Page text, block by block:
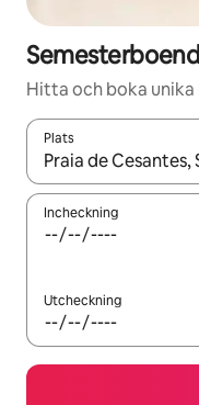
Hitta och boka
Plats
När resultaten är
Incheckning
Utcheckning